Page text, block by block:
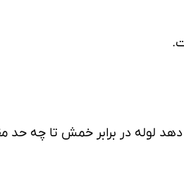
لوله در برابر خمش تا چه حد